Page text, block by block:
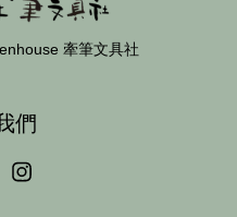
牽筆文具社
們